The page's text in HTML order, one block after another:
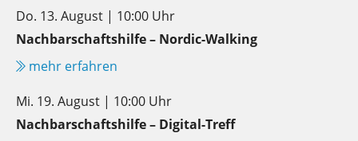
Do. 13. August | 10:00 Uhr
Nachbarschaftshilfe – Nordic-Walking
mehr erfahren
Mi. 19. August | 10:00 Uhr
Nachbarschaftshilfe – Digital-Treff